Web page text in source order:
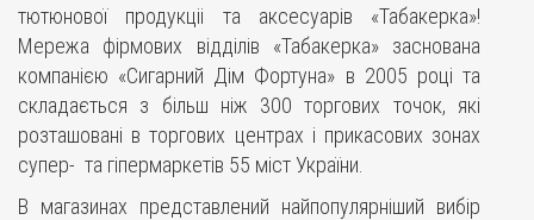
тютюнової продукціі та аксесуарів «Табакерка»!
Мережа фірмових відділів «Табакерка» заснована
компанією «Сигарний Дім Фортуна» в 2005 році та
складається з більш ніж 300 торгових точок, які
розташовані в торгових центрах і прикасових зонах
супер- та гіпермаркетів 55 міст України.
В магазинах представлений найпопулярніший вибір